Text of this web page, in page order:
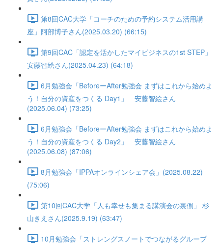
第8回CAC大学「コーチのための予約システム活用講
座」阿部博子さん(2025.03.20) (66:15)
第9回CAC「認定を活かしたマイビジネスの1st STEP」
安藤智絵さん(2025.04.23) (64:18)
6月勉強会「BeforeーAfter勉強会 まずはこれから始めよ
う！自分の資産をつくる Day1」 安藤智絵さん
(2025.06.04) (73:25)
6月勉強会「BeforeーAfter勉強会 まずはこれから始めよ
う！自分の資産をつくる Day2」 安藤智絵さん
(2025.06.08) (87:06)
8月勉強会「IPPAオンラインシェア会」(2025.08.22)
(75:06)
第10回CAC大学「人も幸せも集まる講演会の裏側」 杉
山きえさん(2025.9.19) (63:47)
10月勉強会「ストレングスノートでつながるグループ